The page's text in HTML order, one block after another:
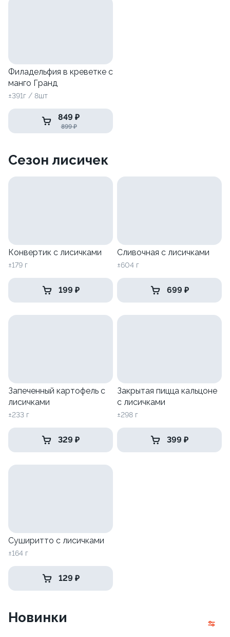
Филадельфия в креветке с
манго Гранд
±391г / 8шт
849 ₽
899 ₽
Сезон лисичек
Конвертик с лисичками
±179 г
199 ₽
Сливочная с лисичками
±604 г
699 ₽
Запеченный картофель с
лисичками
±233 г
329 ₽
Закрытая пицца кальцоне
с лисичками
±298 г
399 ₽
Суширитто с лисичками
±164 г
129 ₽
Новинки